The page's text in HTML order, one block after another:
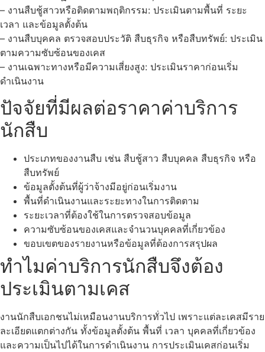
– งานสืบชู้สาวหรือติดตามพฤติกรรม: ประเมินตามพื้นที่ ระยะ
เวลา และข้อมูลตั้งต้น
– งานสืบบุคคล ตรวจสอบประวัติ สืบธุรกิจ หรือสืบทรัพย์: ประเมิน
ตามความซับซ้อนของเคส
– งานเฉพาะทางหรือมีความเสี่ยงสูง: ประเมินราคาก่อนเริ่ม
ดำเนินงาน
ปัจจัยที่มีผลต่อราคาค่าบริการ
นักสืบ
ประเภทของงานสืบ เช่น สืบชู้สาว สืบบุคคล สืบธุรกิจ หรือ
สืบทรัพย์
ข้อมูลตั้งต้นที่ผู้ว่าจ้างมีอยู่ก่อนเริ่มงาน
พื้นที่ดำเนินงานและระยะทางในการติดตาม
ระยะเวลาที่ต้องใช้ในการตรวจสอบข้อมูล
ความซับซ้อนของเคสและจำนวนบุคคลที่เกี่ยวข้อง
ขอบเขตของรายงานหรือข้อมูลที่ต้องการสรุปผล
ทำไมค่าบริการนักสืบจึงต้อง
ประเมินตามเคส
งานนักสืบเอกชนไม่เหมือนงานบริการทั่วไป เพราะแต่ละเคสมีราย
ละเอียดแตกต่างกัน ทั้งข้อมูลตั้งต้น พื้นที่ เวลา บุคคลที่เกี่ยวข้อง
และความเป็นไปได้ในการดำเนินงาน การประเมินเคสก่อนเริ่ม